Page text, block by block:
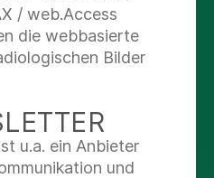
/ web.Access
die webbasierte
Bilder
u.a. ein Anbieter
und